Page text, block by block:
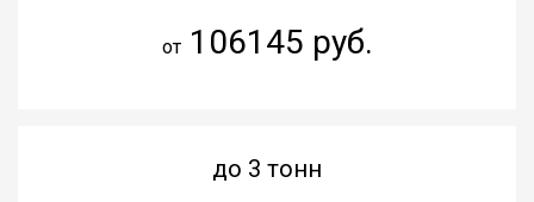
от106145 руб.
до 3 тонн